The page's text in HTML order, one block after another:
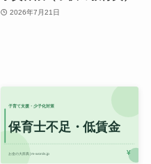
2026年7月21日